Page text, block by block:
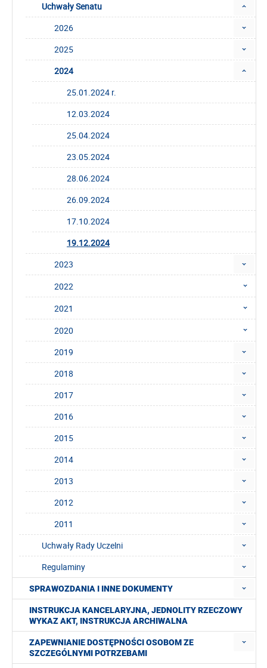
Uchwały Senatu
2026
2025
2024
25.01.2024 r.
12.03.2024
25.04.2024
23.05.2024
28.06.2024
26.09.2024
17.10.2024
19.12.2024
2023
2022
2021
2020
2019
2018
2017
2016
2015
2014
2013
2012
2011
Uchwały Rady Uczelni
Regulaminy
SPRAWOZDANIA I INNE DOKUMENTY
INSTRUKCJA KANCELARYJNA, JEDNOLITY RZECZOWY
WYKAZ AKT, INSTRUKCJA ARCHIWALNA
ZAPEWNIANIE DOSTĘPNOŚCI OSOBOM ZE
SZCZEGÓLNYMI POTRZEBAMI